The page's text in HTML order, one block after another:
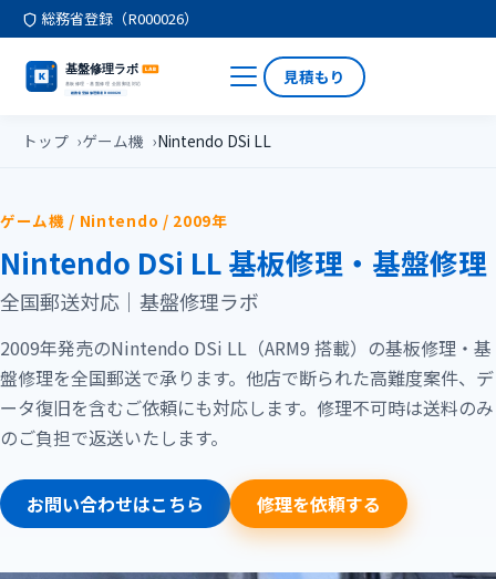
総務省登録（R000026）
見積もり
トップ ゲーム機 Nintendo DSi LL
ゲーム機 / Nintendo / 2009年
Nintendo DSi LL 基板修理・基盤修理
全国郵送対応｜基盤修理ラボ
2009年発売のNintendo DSi LL（ARM9 搭載）の基板修理・基
盤修理を全国郵送で承ります。他店で断られた高難度案件、デ
ータ復旧を含むご依頼にも対応します。修理不可時は送料のみ
のご負担で返送いたします。
お問い合わせはこちら 修理を依頼する